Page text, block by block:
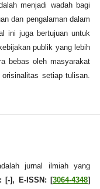
menjadi wadah bagi
dan pengalaman dalam
ini juga bertujuan untuk
publik yang lebih
bebas oleh masyarakat
setiap tulisan.
jurnal ilmiah yang
[-], E-ISSN: [3064-4348]